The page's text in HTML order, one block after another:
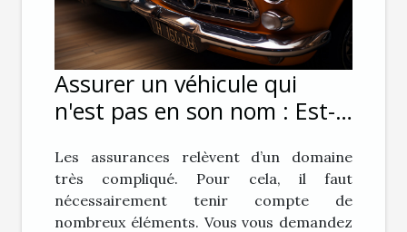
Assurer un véhicule qui
n'est pas en son nom : Est-
Les assurances relèvent d’un domaine
très compliqué. Pour cela, il faut
nécessairement tenir compte de
nombreux éléments. Vous vous demandez